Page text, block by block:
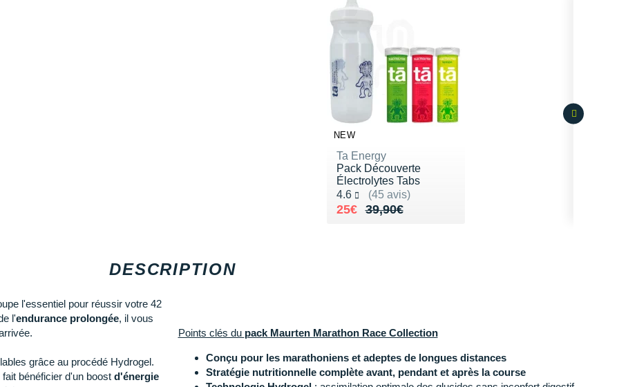
DESCRIPTION
l'essentiel pour réussir votre 42
l'endurance prolongée, il vous
grâce au procédé Hydrogel.
bénéficier d'un boost d'énergie
Points clés du pack Maurten Marathon Race Collection
Conçu pour les marathoniens et adeptes de longues distances
Stratégie nutritionnelle complète avant, pendant et après la course
NEW
Ta Energy
Pack Découverte
Électrolytes Tabs
4.6
(45 avis)
Noté 4.6 sur 5
39,90€
Au lieu de 39,90€
25€
Vendu 25€